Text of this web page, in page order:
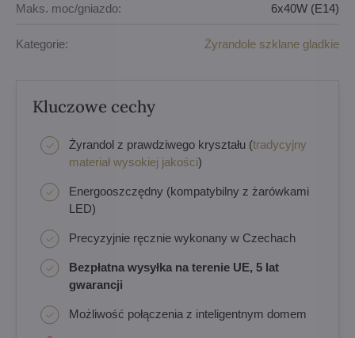
Maks. moc/gniazdo: 6x40W (E14)
Kategorie: Żyrandole szklane gladkie
Kluczowe cechy
Żyrandol z prawdziwego kryształu (tradycyjny
materiał wysokiej jakości)
Energooszczędny (kompatybilny z żarówkami
LED)
Precyzyjnie ręcznie wykonany w Czechach
Bezpłatna wysyłka na terenie UE, 5 lat
gwarancji
Możliwość połączenia z inteligentnym domem